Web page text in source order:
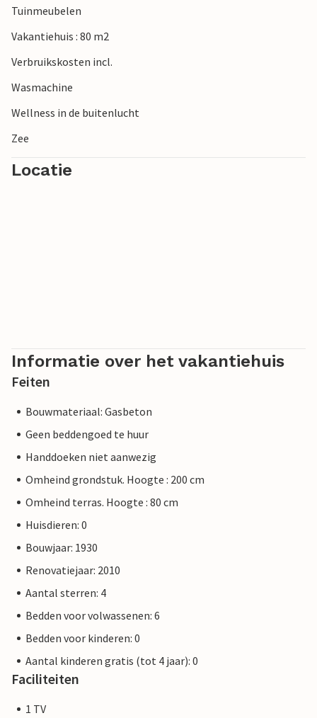
Tuinmeubelen
Vakantiehuis : 80 m2
Verbruikskosten incl.
Wasmachine
Wellness in de buitenlucht
Zee
Locatie
Informatie over het vakantiehuis
Feiten
Bouwmateriaal: Gasbeton
Geen beddengoed te huur
Handdoeken niet aanwezig
Omheind grondstuk. Hoogte : 200 cm
Omheind terras. Hoogte : 80 cm
Huisdieren: 0
Bouwjaar: 1930
Renovatiejaar: 2010
Aantal sterren: 4
Bedden voor volwassenen: 6
Bedden voor kinderen: 0
Aantal kinderen gratis (tot 4 jaar): 0
Faciliteiten
1 TV